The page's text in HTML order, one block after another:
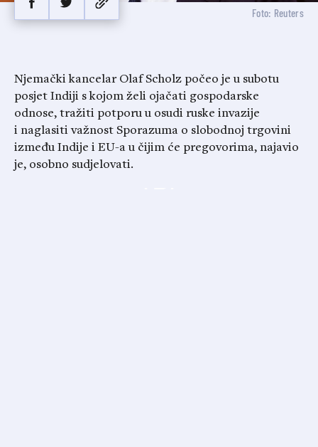
Foto: Reuters
Njemački kancelar Olaf Scholz počeo je u subotu
posjet Indiji s kojom želi ojačati gospodarske
odnose, tražiti potporu u osudi ruske invazije
i naglasiti važnost Sporazuma o slobodnoj trgovini
između Indije i EU-a u čijim će pregovorima, najavio
je, osobno sudjelovati.